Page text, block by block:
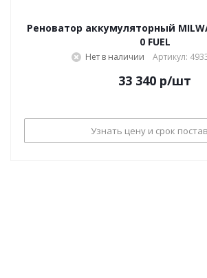
Реноватор аккумуляторный
0 FUEL
Нет в наличии Артикул:
33 340 р/шт
Узнать цену и срок